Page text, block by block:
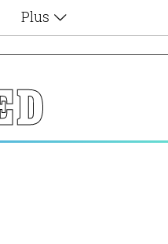
Plus
Αφιερώματα
Ζώδια